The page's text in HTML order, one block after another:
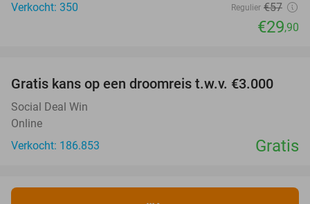
Verkocht: 350
Regulier €57
€29,90
Gratis kans op een droomreis t.w.v. €3.000
Social Deal Win
Online
Verkocht: 186.853
Gratis